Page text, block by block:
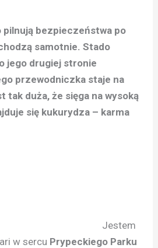
pilnują bezpieczeństwa po
samotnie.Stado
jego drugiej stronie
przewodniczka staje na
tak duża, że sięga na wysoką
się kukurydza – karma
Jestem
w sercu Prypeckiego Parku